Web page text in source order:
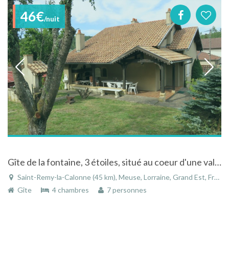
46€/nuit
Gîte de la fontaine, 3 étoiles, situé au coeur d'une vallée verdoyante,
Saint-Remy-la-Calonne (45 km), Meuse, Lorraine, Grand Est, France
Gîte
4 chambres 7 personnes